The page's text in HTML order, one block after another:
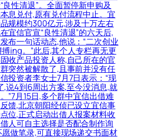
良性清退”。全面暂停新申购及
息兑付,原有兑付流程中止。宜
规模约300亿元,涉及十万左右
宜信官宣“良性清退”的六天后,
布一句话动态,他说：“二次创业
ing。”此后,其个人专栏再无更
收产品投资人称,自己所在的官
突然被解散了,且事前并没有任
投资者李女士7月7日表示：“现
,说4到6周出方案,至今没消息,就
”7月15日,多个群中宜信出借难
馈,北京朝阳经侦已设立宜信事
位,正式启动出借人报案材料收
人可自主选择是否配合制作询
做笔录,可直接现场递交书面材